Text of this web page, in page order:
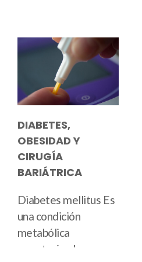
DIABETES,
OBESIDAD Y
CIRUGÍA
BARIÁTRICA
Diabetes mellitus Es
una condición
metabólica
caracterizada por